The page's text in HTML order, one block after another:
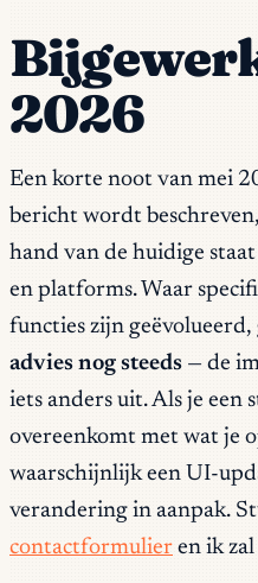
2026
Een korte noot van mei
bericht wordt
hand van de huidige
en platforms. Waar
functies zijn geëvolueerd,
advies nog steeds — de
iets anders uit. Als je een
overeenkomt met wat je
waarschijnlijk een UI-
verandering in aanpak.
contactformulier en ik